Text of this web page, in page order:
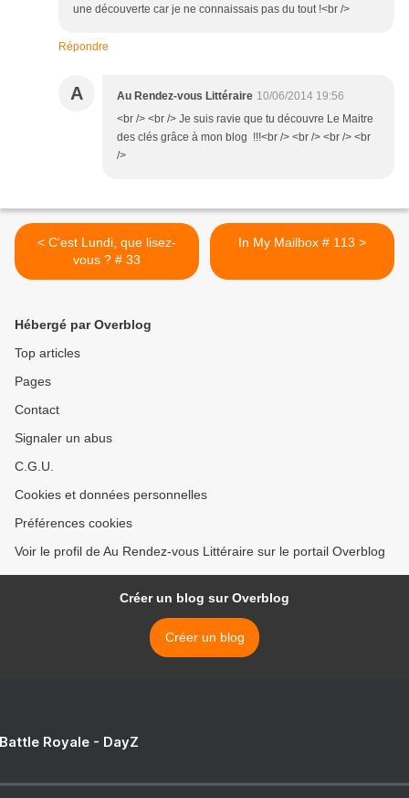
une découverte car je ne connaissais pas du tout !<br />
Répondre
A Au Rendez-vous Littéraire 10/06/2014 19:56
<br /> <br /> Je suis ravie que tu découvre Le Maitre
des clés grâce à mon blog !!!<br /> <br /> <br /> <br
/>
< C'est Lundi, que lisez-
vous ? # 33
In My Mailbox # 113 >
Hébergé par Overblog
Top articles
Pages
Contact
Signaler un abus
C.G.U.
Cookies et données personnelles
Préférences cookies
Voir le profil de Au Rendez-vous Littéraire sur le portail Overblog
Créer un blog sur Overblog
Créer un blog
Royale - DayZ